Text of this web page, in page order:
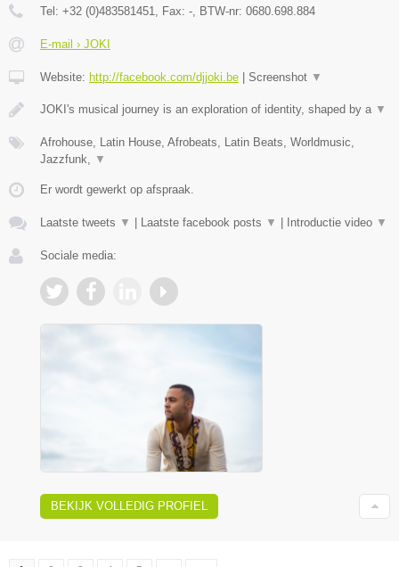
Tel: +32 (0)483581451 , Fax: - , BTW-nr: 0680.698.884
E-mail › JOKI
Website: http://facebook.com/djjoki.be Screenshot ▼
JOKI's musical journey is an exploration of identity, shaped by a ▼
Afrohouse, Latin House, Afrobeats, Latin Beats, Worldmusic,
Jazzfunk,
▼
Er wordt gewerkt op afspraak.
Laatste tweets ▼ Laatste facebook posts ▼ Introductie video ▼
Sociale media:
BEKIJK VOLLEDIG PROFIEL